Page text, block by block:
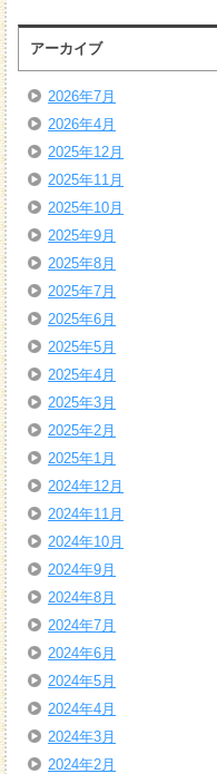
アーカイブ
2026年7月
2026年4月
2025年12月
2025年11月
2025年10月
2025年9月
2025年8月
2025年7月
2025年6月
2025年5月
2025年4月
2025年3月
2025年2月
2025年1月
2024年12月
2024年11月
2024年10月
2024年9月
2024年8月
2024年7月
2024年6月
2024年5月
2024年4月
2024年3月
2024年2月